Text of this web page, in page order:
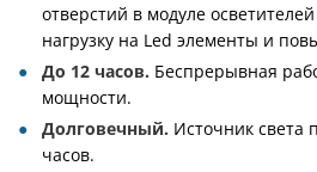
отверстий в модуле
нагрузку на Led элементы и
До 12 часов. Беспрерывная
мощности.
Долговечный. Источник света
часов.